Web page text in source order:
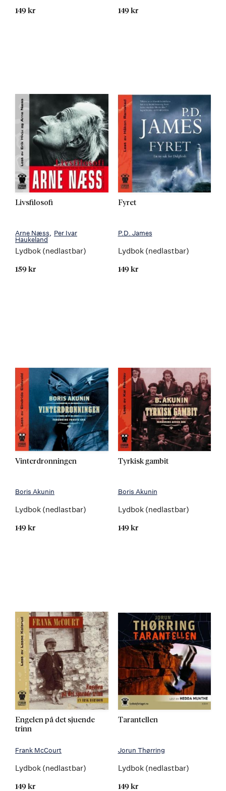
149 kr 149 kr
Livsfilosofi
Arne Næss
Per Ivar
Haukeland
Lydbok (nedlastbar)
159 kr
Fyret
P.D. James
Lydbok (nedlastbar)
149 kr
Vinterdronningen
Boris Akunin
Lydbok (nedlastbar)
149 kr
Tyrkisk gambit
Boris Akunin
Lydbok (nedlastbar)
149 kr
Engelen på det sjuende
trinn
Frank McCourt
Lydbok (nedlastbar)
149 kr
Tarantellen
Jorun Thørring
Lydbok (nedlastbar)
149 kr